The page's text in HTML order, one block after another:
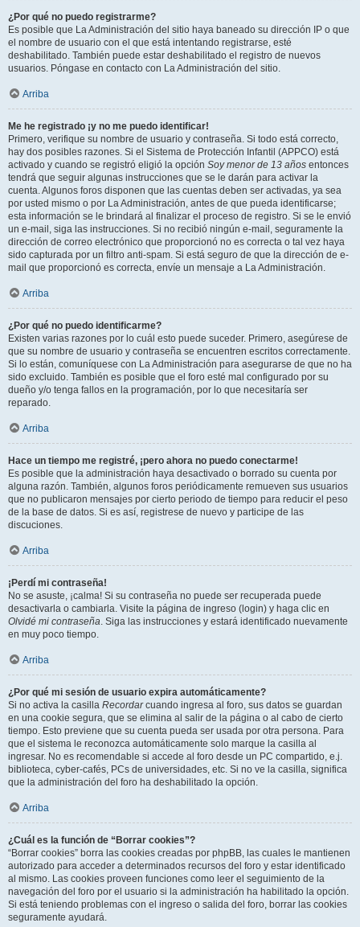
¿Por qué no puedo registrarme?
Es posible que La Administración del sitio haya baneado su dirección IP o que
el nombre de usuario con el que está intentando registrarse, esté
deshabilitado. También puede estar deshabilitado el registro de nuevos
usuarios. Póngase en contacto con La Administración del sitio.
Arriba
Me he registrado ¡y no me puedo identificar!
Primero, verifique su nombre de usuario y contraseña. Si todo está correcto,
hay dos posibles razones. Si el Sistema de Protección Infantil (APPCO) está
activado y cuando se registró eligió la opción Soy menor de 13 años entonces
tendrá que seguir algunas instrucciones que se le darán para activar la
cuenta. Algunos foros disponen que las cuentas deben ser activadas, ya sea
por usted mismo o por La Administración, antes de que pueda identificarse;
esta información se le brindará al finalizar el proceso de registro. Si se le envió
un e-mail, siga las instrucciones. Si no recibió ningún e-mail, seguramente la
dirección de correo electrónico que proporcionó no es correcta o tal vez haya
sido capturada por un filtro anti-spam. Si está seguro de que la dirección de e-
mail que proporcionó es correcta, envíe un mensaje a La Administración.
Arriba
¿Por qué no puedo identificarme?
Existen varias razones por lo cuál esto puede suceder. Primero, asegúrese de
que su nombre de usuario y contraseña se encuentren escritos correctamente.
Si lo están, comuníquese con La Administración para asegurarse de que no ha
sido excluido. También es posible que el foro esté mal configurado por su
dueño y/o tenga fallos en la programación, por lo que necesitaría ser
reparado.
Arriba
Hace un tiempo me registré, ¡pero ahora no puedo conectarme!
Es posible que la administración haya desactivado o borrado su cuenta por
alguna razón. También, algunos foros periódicamente remueven sus usuarios
que no publicaron mensajes por cierto periodo de tiempo para reducir el peso
de la base de datos. Si es así, registrese de nuevo y participe de las
discuciones.
Arriba
¡Perdí mi contraseña!
No se asuste, ¡calma! Si su contraseña no puede ser recuperada puede
desactivarla o cambiarla. Visite la página de ingreso (login) y haga clic en
Olvidé mi contraseña. Siga las instrucciones y estará identificado nuevamente
en muy poco tiempo.
Arriba
¿Por qué mi sesión de usuario expira automáticamente?
Si no activa la casilla Recordarcuando ingresa al foro, sus datos se guardan
en una cookie segura, que se elimina al salir de la página o al cabo de cierto
tiempo. Esto previene que su cuenta pueda ser usada por otra persona. Para
que el sistema le reconozca automáticamente solo marque la casilla al
ingresar. No es recomendable si accede al foro desde un PC compartido, e.j.
biblioteca, cyber-cafés, PCs de universidades, etc. Si no ve la casilla, significa
que la administración del foro ha deshabilitado la opción.
Arriba
¿Cuál es la función de “Borrar cookies”?
“Borrar cookies” borra las cookies creadas por phpBB, las cuales le mantienen
autorizado para acceder a determinados recursos del foro y estar identificado
al mismo. Las cookies proveen funciones como leer el seguimiento de la
navegación del foro por el usuario si la administración ha habilitado la opción.
Si está teniendo problemas con el ingreso o salida del foro, borrar las cookies
seguramente ayudará.